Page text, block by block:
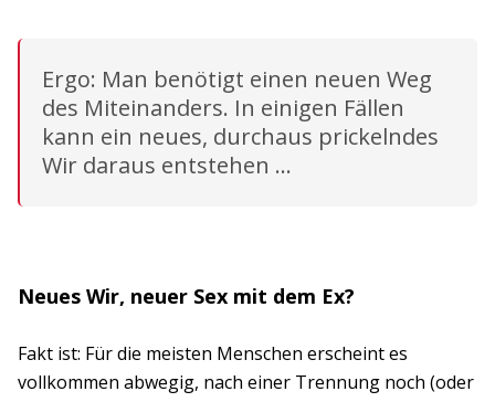
Ergo: Man benötigt einen neuen Weg
des Miteinanders. In einigen Fällen
kann ein neues, durchaus prickelndes
Wir daraus entstehen …
Neues Wir, neuer Sex mit dem Ex?
Fakt ist: Für die meisten Menschen erscheint es
vollkommen abwegig, nach einer Trennung noch (oder